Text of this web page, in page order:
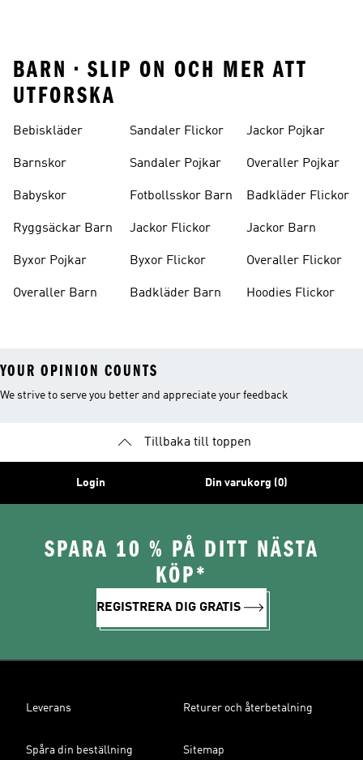
BARN • SLIP ON OCH MER ATT
UTFORSKA
Bebiskläder
Barnskor
Babyskor
Ryggsäckar Barn
Byxor Pojkar
Overaller Barn
Sandaler Flickor
Sandaler Pojkar
Fotbollsskor Barn
Jackor Flickor
Byxor Flickor
Badkläder Barn
Jackor Pojkar
Overaller Pojkar
Badkläder Flickor
Jackor Barn
Overaller Flickor
Hoodies Flickor
YOUR OPINION COUNTS
We strive to serve you better and appreciate your feedback
Tillbaka till toppen
Login Din varukorg (0)
SPARA 10 % PÅ DITT NÄSTA
KÖP*
REGISTRERA DIG GRATIS
Leverans Returer och återbetalning
Spåra din beställning Sitemap